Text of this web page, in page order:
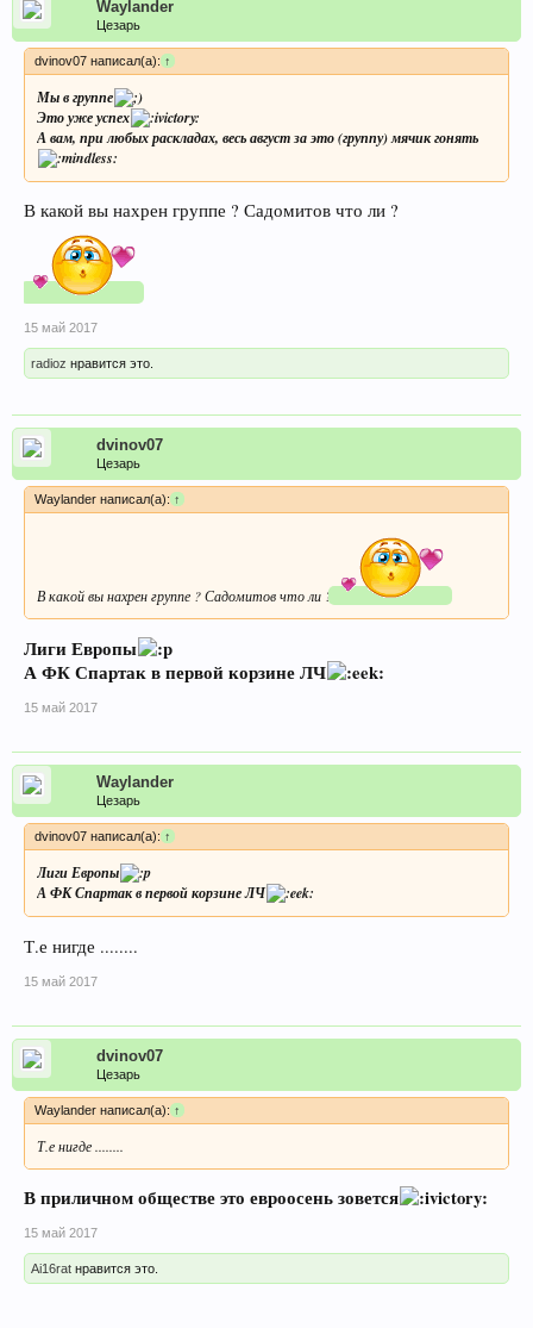
Waylander
Цезарь
dvinov07 написал(а):↑
Мы в группе
Это уже успех
А вам, при любых раскладах, весь август за это (группу) мячик гонять
В какой вы нахрен группе ? Садомитов что ли ?
15 май 2017
radioz нравится это.
dvinov07
Цезарь
Waylander написал(а): ↑
В какой вы нахрен группе ? Садомитов что ли ?
Лиги Европы
А ФК Спартак в первой корзине ЛЧ
15 май 2017
Waylander
Цезарь
dvinov07 написал(а):↑
Лиги Европы
А ФК Спартак в первой корзине ЛЧ
Т.е нигде ........
15 май 2017
dvinov07
Цезарь
Waylander написал(а):↑
Т.е нигде ........
В приличном обществе это евроосень зовется
15 май 2017
Ai16rat нравится это.